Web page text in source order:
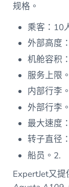
规格。
乘客：10
外部高度
机舱容积
服务上限
内部行李
外部行李
最大速度
转子直径
船员。2.
ExpertJet又